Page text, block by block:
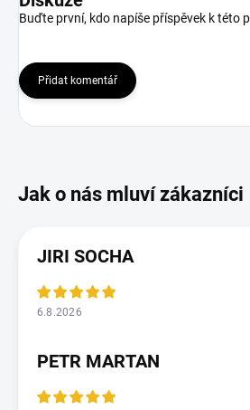
Buďte první, kdo napíše příspěvek k této
Přidat komentář
JIRI SOCHA
6.8.2026
PETR MARTAN